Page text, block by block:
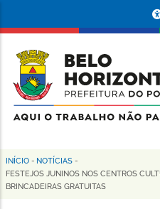
conteúdo
principal
da
Prefeitura
de
Horizonte
Trilha
de
INÍCIO - NOTÍCIAS -
FESTEJOS JUNINOS NOS CENTROS
BRINCADEIRAS GRATUITAS